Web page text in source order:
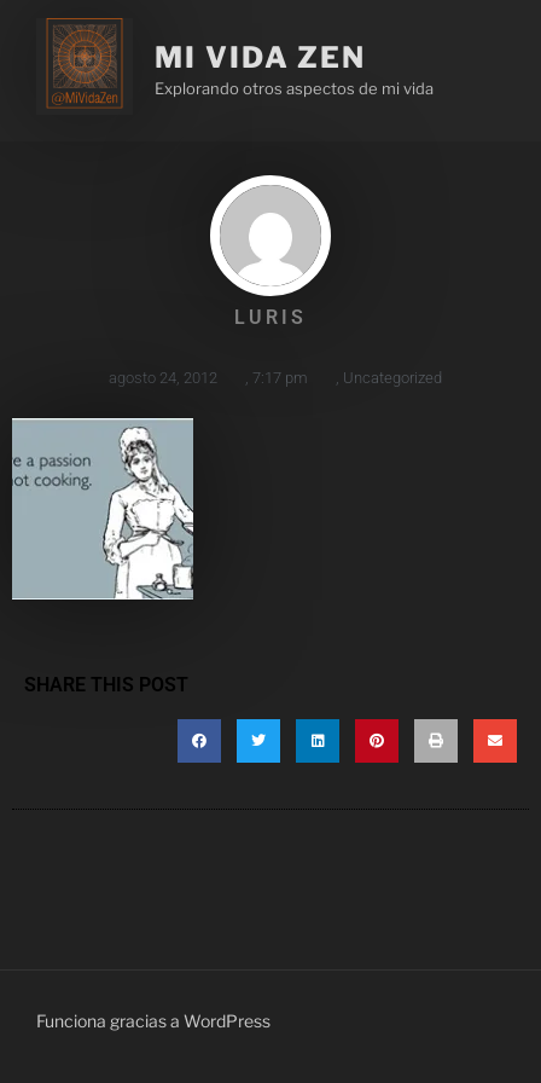
MI VIDA ZEN
Explorando otros aspectos de mi vida
LURIS
agosto 24, 2012 7:17 pm Uncategorized
SHARE THIS POST
Funciona gracias a WordPress